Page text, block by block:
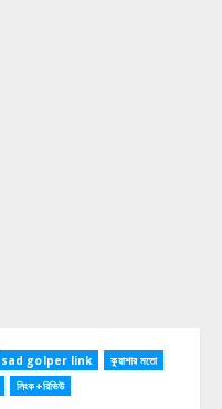
sad golper link
কুয়াশার মতো
লিংক+রিভিউ